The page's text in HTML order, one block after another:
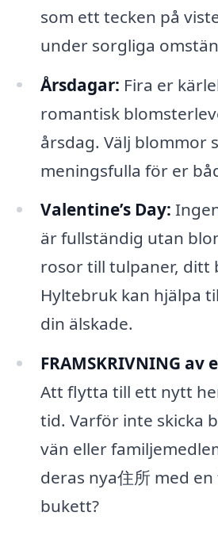
som ett tecken på
under sorgliga
Årsdagar: Fira er
romantisk
årsdag. Välj blommor
meningsfulla för er
Valentine’s Day:
är fullständig utan
rosor till tulpaner, ditt
Hyltebruk kan hjälpa
din älskade.
FRAMSKRIVNING
Att flytta till ett nytt
tid. Varför inte skicka
vän eller
deras nya住所 med
bukett?